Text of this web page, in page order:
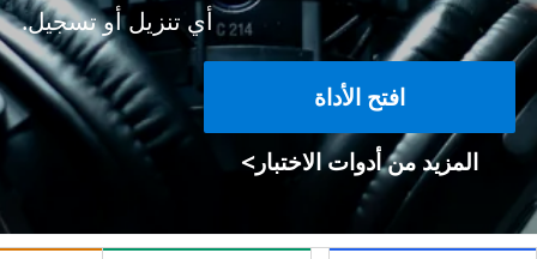
أي تنزيل أو تسجيل.
افتح الأداة
المزيد من أدوات الاختبار>